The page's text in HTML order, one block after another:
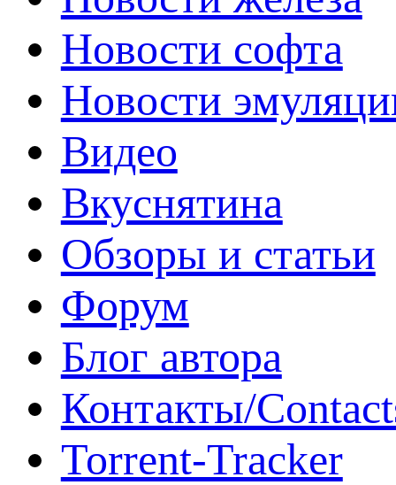
Новости софта
Новости
Видео
Вкуснятина
Обзоры и статьи
Форум
Блог автора
Контакты/
Torrent-Tracker